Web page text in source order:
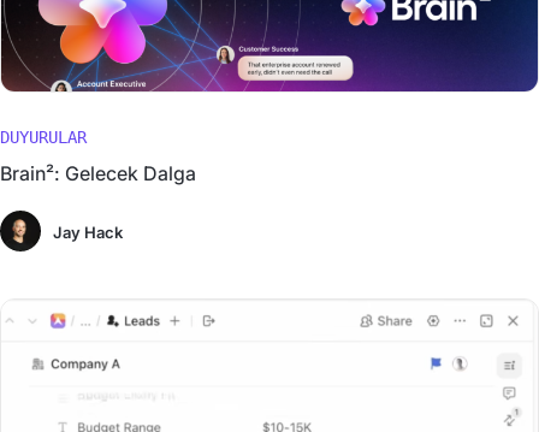
DUYURULAR
Brain²: Gelecek Dalga
Jay Hack